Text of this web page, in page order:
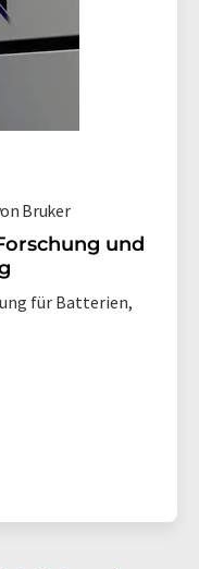
Bruker
und
für Batterien,